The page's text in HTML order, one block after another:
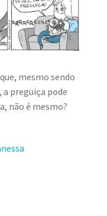
mesmo sendo
preguiça pode
não é mesmo?